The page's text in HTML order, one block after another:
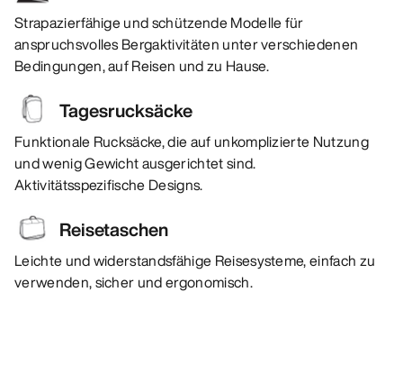
Strapazierfähige und schützende Modelle für
anspruchsvolles Bergaktivitäten unter verschiedenen
Bedingungen, auf Reisen und zu Hause.
Tagesrucksäcke
Funktionale Rucksäcke, die auf unkomplizierte Nutzung
und wenig Gewicht ausgerichtet sind.
Aktivitätsspezifische Designs.
Reisetaschen
Leichte und widerstandsfähige Reisesysteme, einfach zu
verwenden, sicher und ergonomisch.